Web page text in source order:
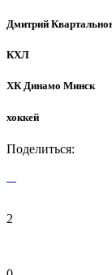
Дмитрий
КХЛ
ХК Динамо Минск
хоккей
Поделиться:
2